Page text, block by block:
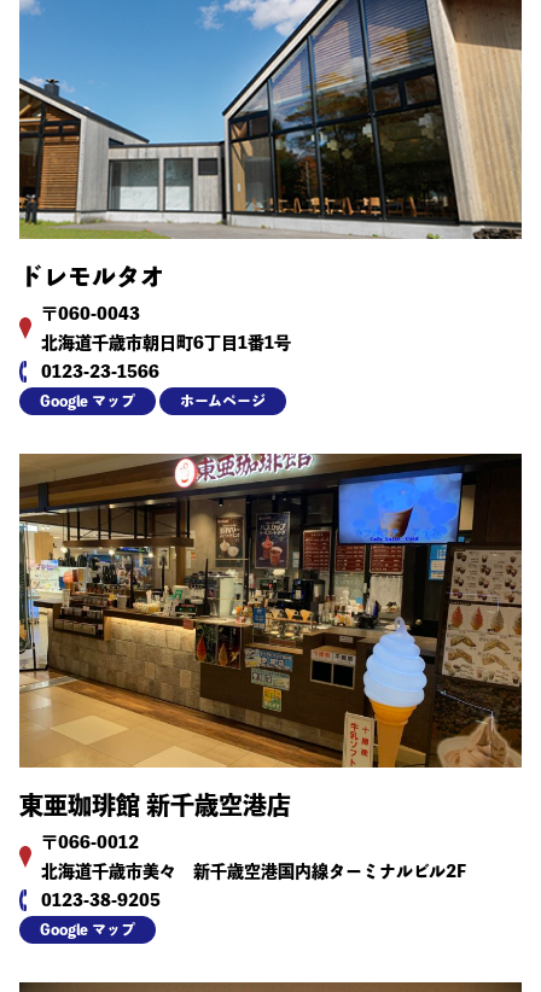
ドレモルタオ
〒060-0043
北海道千歳市朝日町6丁目1番1号
0123-23-1566
Google マップ ホームページ
東亜珈琲館 新千歳空港店
〒066-0012
北海道千歳市美々 新千歳空港国内線ターミナルビル2F
0123-38-9205
Google マップ